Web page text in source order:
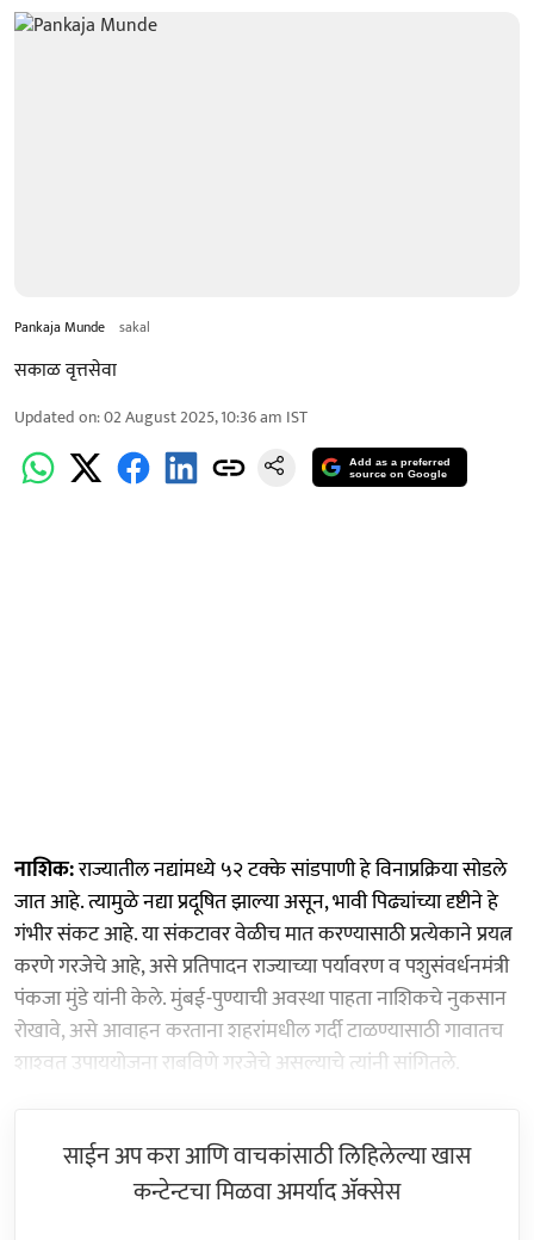
Pankaja Munde sakal
सकाळ वृत्तसेवा
Updated on:02 August 2025, 10:36 am IST
Add as a preferred
source on Google
नाशिक:राज्यातील नद्यांमध्ये ५२ टक्के सांडपाणी हे विनाप्रक्रिया सोडले
जात आहे. त्यामुळे नद्या प्रदूषित झाल्या असून, भावी पिढ्यांच्या दृष्टीने हे
गंभीर संकट आहे. या संकटावर वेळीच मात करण्यासाठी प्रत्येकाने प्रयत्न
करणे गरजेचे आहे, असे प्रतिपादन राज्याच्या पर्यावरण व पशुसंवर्धनमंत्री
पंकजा मुंडे यांनी केले. मुंबई-पुण्याची अवस्था पाहता नाशिकचे नुकसान
रोखावे, असे आवाहन करताना शहरांमधील गर्दी टाळण्यासाठी गावातच
शाश्‍वत उपाययोजना राबविणे गरजेचे असल्याचे त्यांनी सांगितले.
साईन अप करा आणि वाचकांसाठी लिहिलेल्या खास
कन्टेन्टचा मिळवा अमर्याद ॲक्सेस